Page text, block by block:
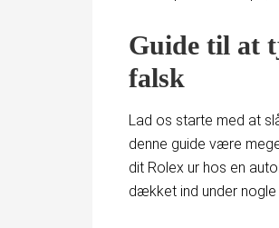
Guide til at
falsk
Lad os starte med at
denne guide være
dit Rolex ur hos en
dækket ind under nogle